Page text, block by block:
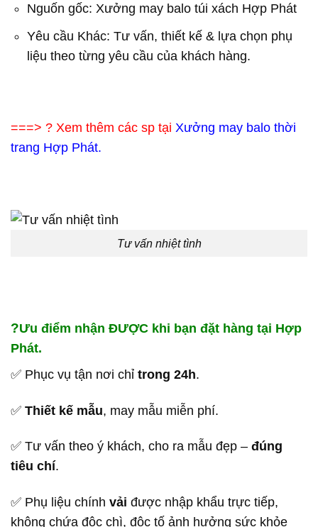
Nguốn gốc: Xưởng may balo túi xách Hợp Phát
Yêu cầu Khác: Tư vấn, thiết kế & lựa chọn phụ
liệu theo từng yêu cầu của khách hàng.
===> ? Xem thêm các sp tại Xưởng may balo thời
trang Hợp Phát.
Tư vấn nhiệt tình
?Ưu điểm nhận ĐƯỢC khi bạn đặt hàng tại Hợp
Phát.
✅ Phục vụ tận nơi chỉ trong 24h.
✅ Thiết kế mẫu, may mẫu miễn phí.
✅ Tư vấn theo ý khách, cho ra mẫu đẹp – đúng
tiêu chí.
✅ Phụ liệu chính vải được nhập khẩu trực tiếp,
không chứa độc chì, độc tố ảnh hưởng sức khỏe